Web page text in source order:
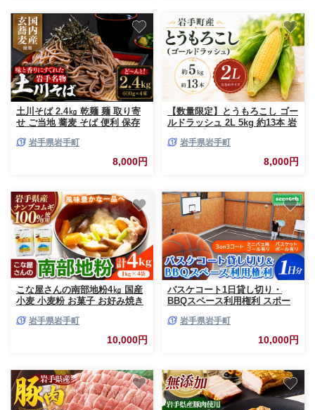
土川そば 2.4㎏ 乾麺 麺 取り寄
せ ご当地 蕎麦 そば 便利 保存
手県 名物
岩手県岩手町
8,000円
【数量限定】とうもろこし ゴー
ルドラッシュ 2L 5kg 約13本 岩
ートコーン 朝採れ トウモロコ
シ 夏ギフト とうきび コーン 野
菜 夏野菜 甘い 旬 5kg 約13本
岩手県岩手町
8,000円
こな屋さんの南部地粉4㎏ 国産
小麦 小麦粉 お菓子 お好み焼き
県 岩手町 府金製粉
岩手県岩手町
10,000円
バスケコート1日貸し切り・
BBQスペース利用権利 スポー
ポーツ 施設 コート 利用権利 貸
し切り BBQ バーベキュー アウ
トドア 岩手県 岩手町 スクラッ
岩手県岩手町
10,000円